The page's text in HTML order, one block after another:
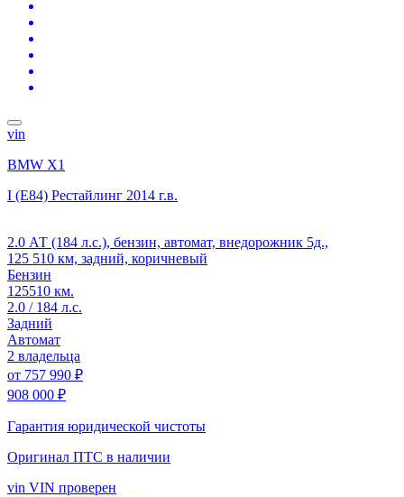
vin
BMW X1
I (E84) Рестайлинг 2014 г.в.
2.0 АТ (184 л.с.), бензин, автомат, внедорожник 5д.,
125 510 км, задний, коричневый
Бензин
125510 км.
2.0 / 184 л.с.
Задний
Автомат
2 владельца
от 757 990 ₽
908 000 ₽
Гарантия юридической чистоты
Оригинал ПТС в наличии
vin VIN проверен